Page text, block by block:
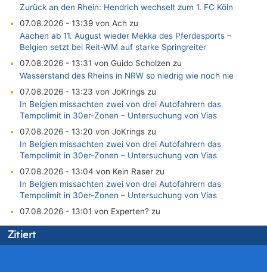
Zurück an den Rhein: Hendrich wechselt zum 1. FC Köln
07.08.2026 - 13:39 von Ach zu
Aachen ab 11. August wieder Mekka des Pferdesports –
Belgien setzt bei Reit-WM auf starke Springreiter
07.08.2026 - 13:31 von Guido Scholzen zu
Wasserstand des Rheins in NRW so niedrig wie noch nie
07.08.2026 - 13:23 von JoKrings zu
In Belgien missachten zwei von drei Autofahrern das
Tempolimit in 30er-Zonen – Untersuchung von Vias
07.08.2026 - 13:20 von JoKrings zu
In Belgien missachten zwei von drei Autofahrern das
Tempolimit in 30er-Zonen – Untersuchung von Vias
07.08.2026 - 13:04 von Kein Raser zu
In Belgien missachten zwei von drei Autofahrern das
Tempolimit in 30er-Zonen – Untersuchung von Vias
07.08.2026 - 13:01 von Experten? zu
In Belgien missachten zwei von drei Autofahrern das
Tempolimit in 30er-Zonen – Untersuchung von Vias
Zitiert